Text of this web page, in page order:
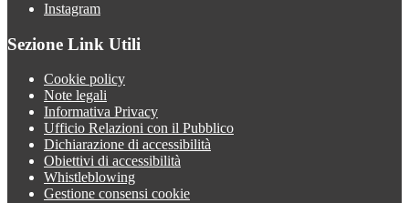
Instagram
Sezione Link Utili
Cookie policy
Note legali
Informativa Privacy
Ufficio Relazioni con il Pubblico
Dichiarazione di accessibilità
Obiettivi di accessibilità
Whistleblowing
Gestione consensi cookie